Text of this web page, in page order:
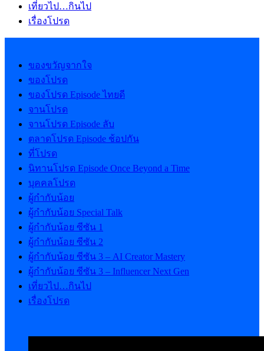
เที่ยวไป…กินไป
เรื่องโปรด
ของขวัญจากใจ
ของโปรด
ของโปรด Episode ไทยดี
จานโปรด
จานโปรด Episode ลับ
ตลาดโปรด Episode ช้อปกัน
ที่โปรด
นิทานโปรด Episode Once Beyond a Time
บุคคลโปรด
ผู้กำกับน้อย
ผู้กำกับน้อย Special Talk
ผู้กำกับน้อย ซีซัน 1
ผู้กำกับน้อย ซีซัน 2
ผู้กำกับน้อย ซีซัน 3 – AI Creator Mastery
ผู้กำกับน้อย ซีซัน 3 – Influencer Next Gen
เที่ยวไป…กินไป
เรื่องโปรด